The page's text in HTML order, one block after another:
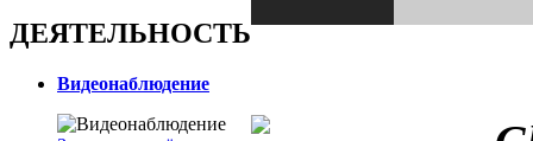
ДЕЯТЕЛЬНОСТЬ
Видеонаблюдение